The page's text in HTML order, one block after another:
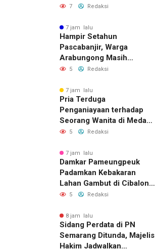
Tegaskan Proses
Jalur Resmi
7 Redaksi
7 jam lalu
Hampir Setahun
Pascabanjir, Warga
Arabungong Masih
Menunggu Bantuan
5 Redaksi
7 jam lalu
Pria Terduga
Penganiayaan terhadap
Seorang Wanita di Medan
Ditangkap Polisi
5 Redaksi
7 jam lalu
Damkar Pameungpeuk
Padamkan Kebakaran
Lahan Gambut di Cibalong,
Permukiman Warga
5 Redaksi
8 jam lalu
Sidang Perdata di PN
Semarang Ditunda, Majelis
Hakim Jadwalkan